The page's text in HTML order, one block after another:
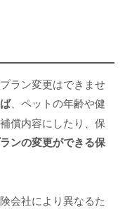
ラン変更はできませ
、ペットの年齢や健
償内容にしたり、保
ンの変更ができる保
会社により異なるた